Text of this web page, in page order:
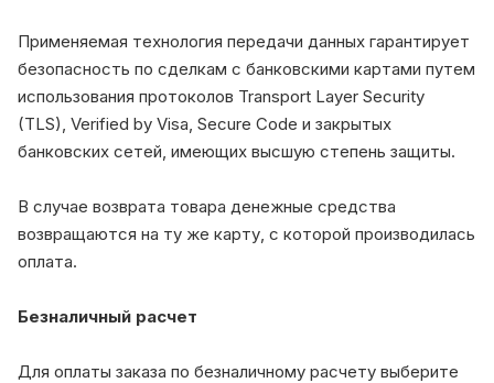
Применяемая технология передачи данных гарантирует
безопасность по сделкам с банковскими картами путем
использования протоколов Transport Layer Security
(TLS), Verified by Visa, Secure Code и закрытых
банковских сетей, имеющих высшую степень защиты.
В случае возврата товара денежные средства
возвращаются на ту же карту, с которой производилась
оплата.
Безналичный расчет
Для оплаты заказа по безналичному расчету выберите